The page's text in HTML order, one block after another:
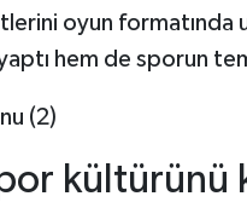
oyun formatında
hem de sporun
kültürünü